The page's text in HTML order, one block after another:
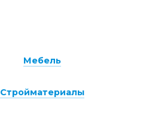
Мебель
Стройматериалы